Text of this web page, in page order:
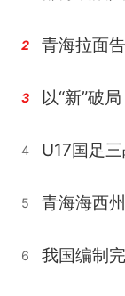
2 青海拉面
3
4 U17国足
5 青海海西
6 我国编制